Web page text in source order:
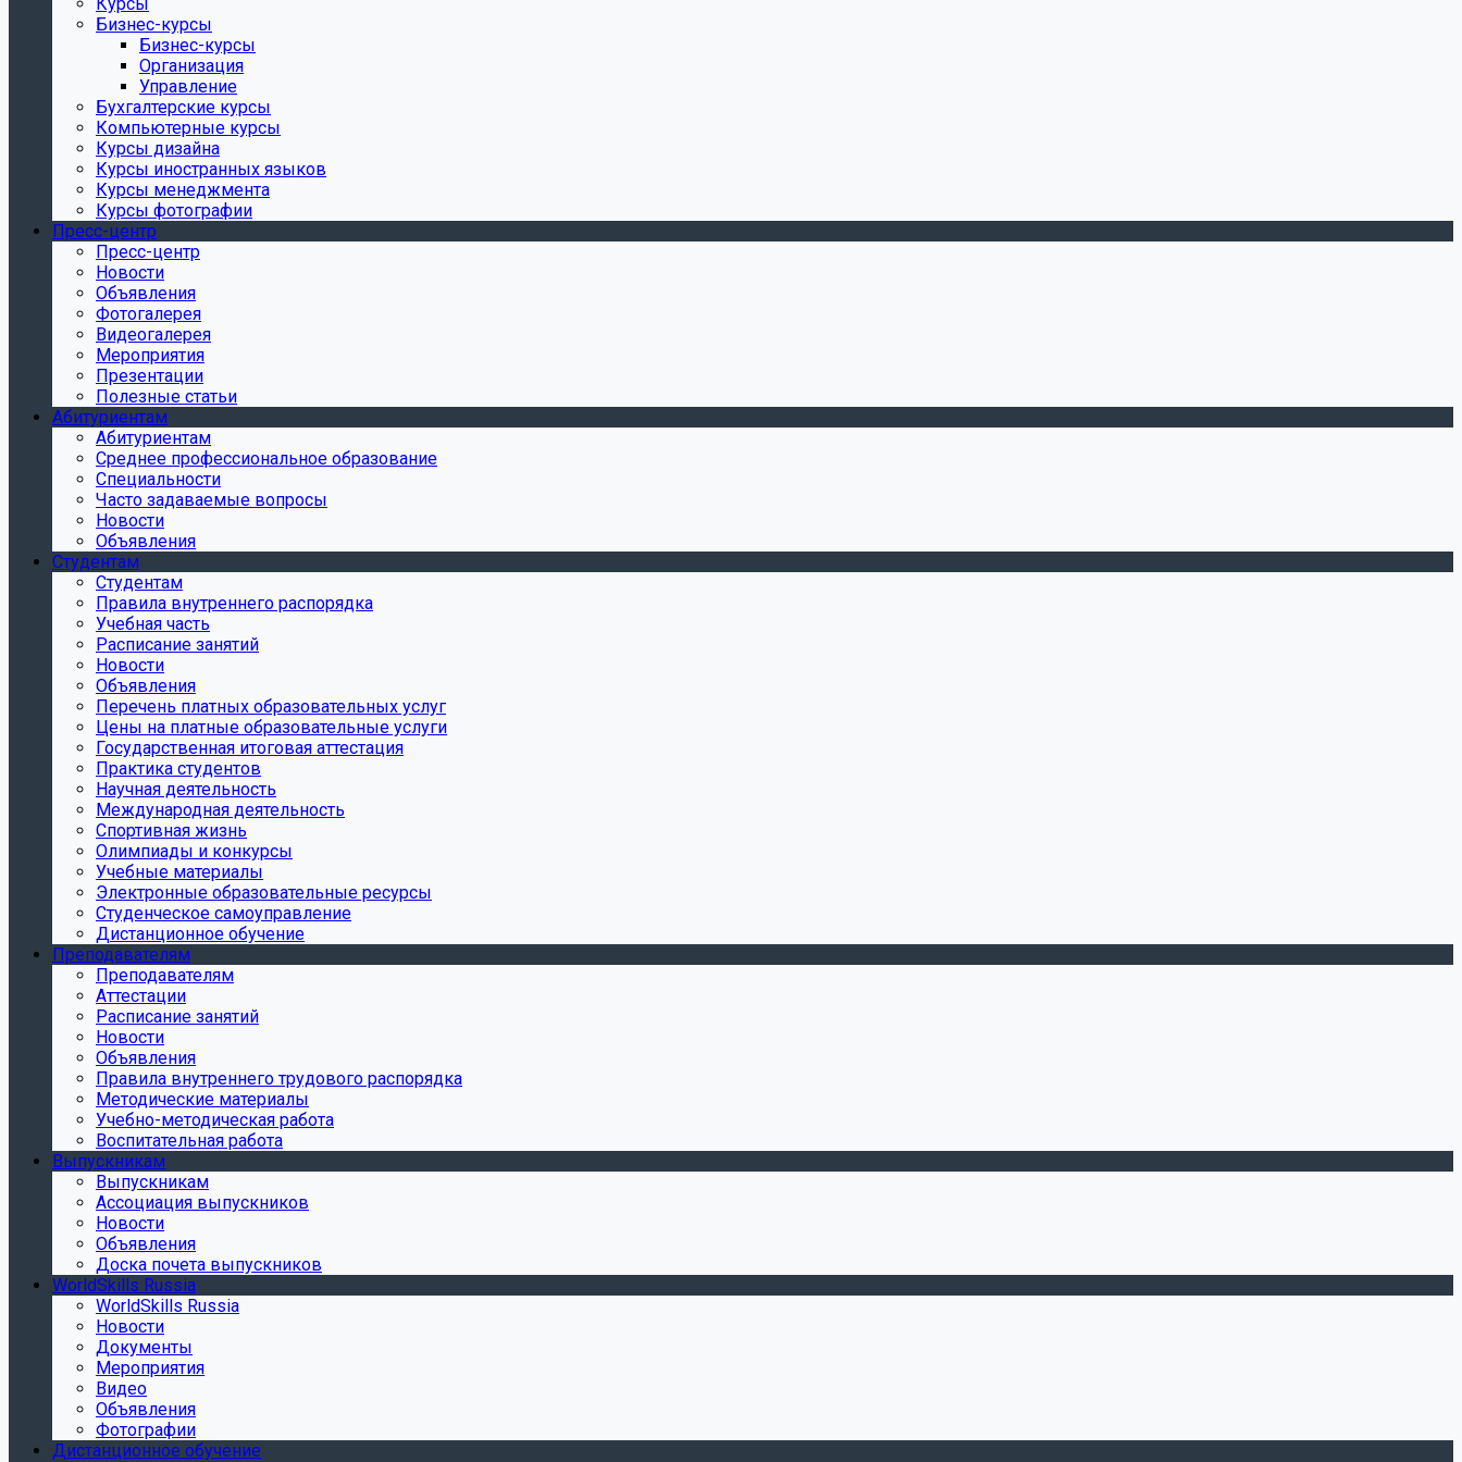
Бизнес-курсы
Бизнес-курсы
Организация
Управление
Бухгалтерские курсы
Компьютерные курсы
Курсы дизайна
Курсы иностранных языков
Курсы менеджмента
Курсы фотографии
Пресс-центр
Пресс-центр
Новости
Объявления
Фотогалерея
Видеогалерея
Мероприятия
Презентации
Полезные статьи
Абитуриентам
Абитуриентам
Среднее профессиональное образование
Специальности
Часто задаваемые вопросы
Новости
Объявления
Студентам
Студентам
Правила внутреннего распорядка
Учебная часть
Расписание занятий
Новости
Объявления
Перечень платных образовательных услуг
Цены на платные образовательные услуги
Государственная итоговая аттестация
Практика студентов
Научная деятельность
Международная деятельность
Спортивная жизнь
Олимпиады и конкурсы
Учебные материалы
Электронные образовательные ресурсы
Студенческое самоуправление
Дистанционное обучение
Преподавателям
Преподавателям
Аттестации
Расписание занятий
Новости
Объявления
Правила внутреннего трудового распорядка
Методические материалы
Учебно-методическая работа
Воспитательная работа
Выпускникам
Выпускникам
Ассоциация выпускников
Новости
Объявления
Доска почета выпускников
WorldSkills Russia
WorldSkills Russia
Новости
Документы
Мероприятия
Видео
Объявления
Фотографии
Дистанционное обучение